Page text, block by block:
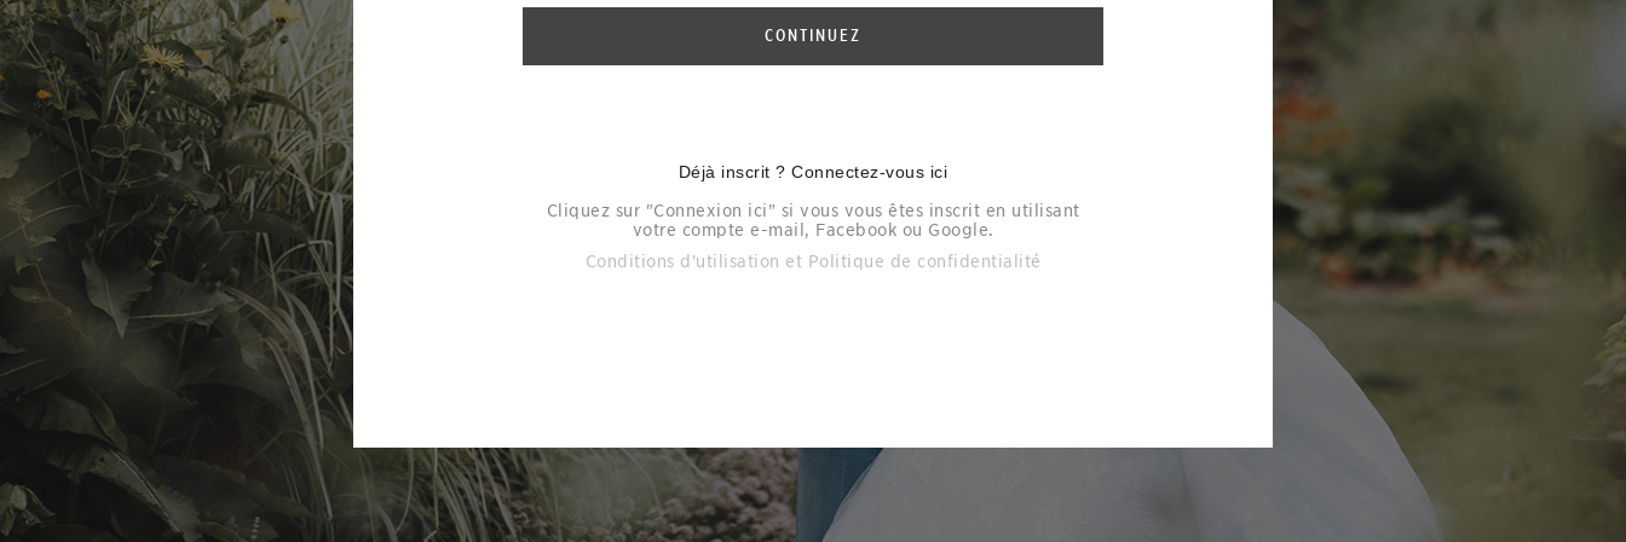
CONTINUEZ
Déjà inscrit ? Connectez-vous ici
Cliquez sur "Connexion ici" si vous vous êtes inscrit en utilisant
votre compte e-mail, Facebook ou Google.
Conditions d'utilisation et Politique de confidentialité